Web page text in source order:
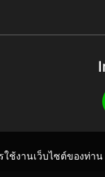
งานเว็บไซต์ของท่า